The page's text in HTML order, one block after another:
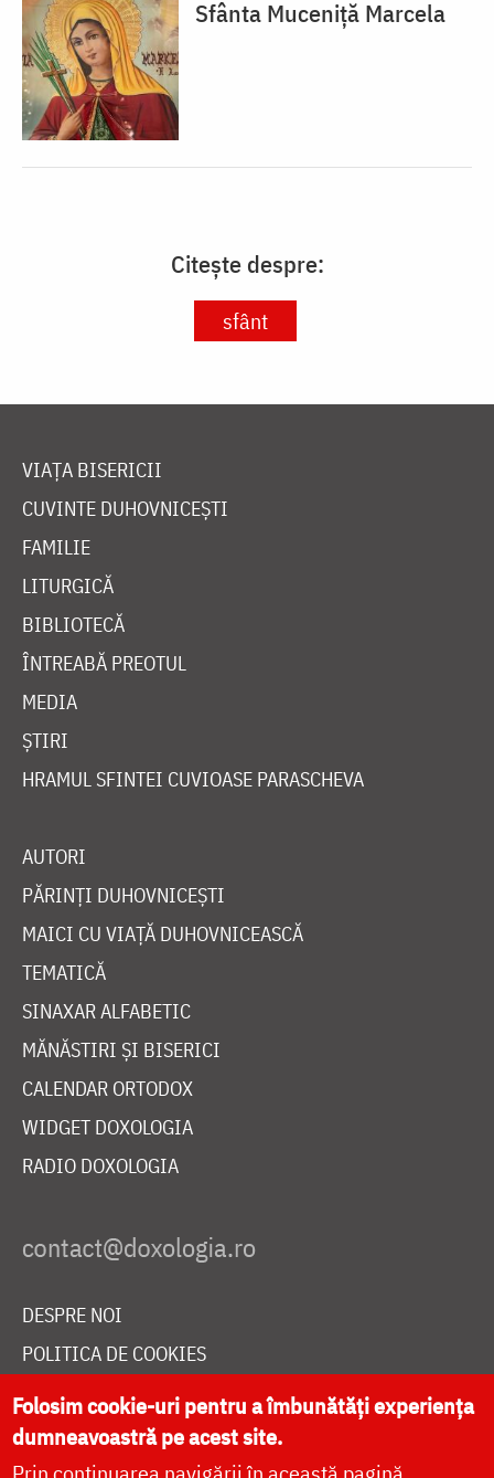
Sfânta Muceniță Marcela
Citește despre:
sfânt
VIAȚA BISERICII
CUVINTE DUHOVNICEȘTI
FAMILIE
LITURGICĂ
BIBLIOTECĂ
ÎNTREABĂ PREOTUL
MEDIA
ȘTIRI
HRAMUL SFINTEI CUVIOASE PARASCHEVA
AUTORI
PĂRINȚI DUHOVNICEȘTI
MAICI CU VIAȚĂ DUHOVNICEASCĂ
TEMATICĂ
SINAXAR ALFABETIC
MĂNĂSTIRI ȘI BISERICI
CALENDAR ORTODOX
WIDGET DOXOLOGIA
RADIO DOXOLOGIA
DESPRE NOI
POLITICA DE COOKIES
DONEAZĂ ONLINE PENTRU CATEDRALA NAȚIONALĂ
Folosim cookie-uri pentru a îmbunătăți experiența
dumneavoastră pe acest site.